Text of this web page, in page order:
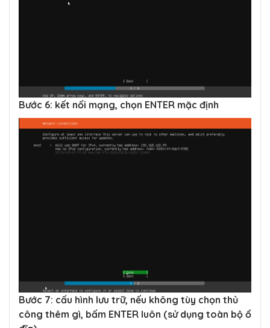
Bước 6: kết nối mạng, chọn ENTER mặc định
Bước 7: cấu hình lưu trữ, nếu không tùy chọn thủ
công thêm gì, bấm ENTER luôn (sử dụng toàn bộ ổ